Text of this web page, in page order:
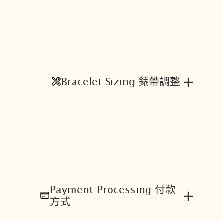
Bracelet Sizing 錶帶調整 +
Payment Processing 付款
方式
+